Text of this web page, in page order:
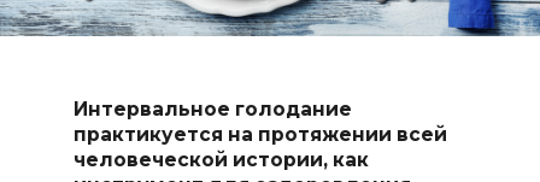
Интервальное голодание
практикуется на протяжении всей
человеческой истории, как